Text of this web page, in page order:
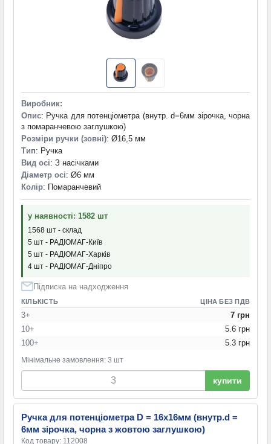
Виробник:
Опис: Ручка для потенціометра (внутр. d=6мм зірочка, чорна
з помаранчевою заглушкою)
Розміри ручки (зовні): Ø16,5 мм
Тип: Ручка
Вид осі: З насічками
Діаметр осі: Ø6 мм
Колір: Помаранчевий
у наявності: 1582 шт
1568 шт - склад
5 шт - РАДІОМАГ-Київ
5 шт - РАДІОМАГ-Харків
4 шт - РАДІОМАГ-Дніпро
Підписка на надходження
КІЛЬКІСТЬ ЦІНА БЕЗ ПДВ
3+
7 грн
10+
5.6 грн
100+
5.3 грн
Мінімальне замовлення: 3 шт
купити
Ручка для потенціометра D = 16x16мм (внутр.d =
6мм зірочка, чорна з жовтою заглушкою)
Код товару: 112008